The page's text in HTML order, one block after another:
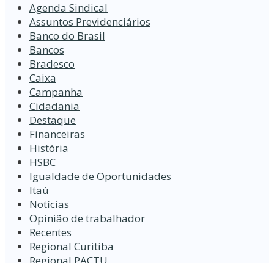
Agenda Sindical
Assuntos Previdenciários
Banco do Brasil
Bancos
Bradesco
Caixa
Campanha
Cidadania
Destaque
Financeiras
História
HSBC
Igualdade de Oportunidades
Itaú
Notícias
Opinião de trabalhador
Recentes
Regional Curitiba